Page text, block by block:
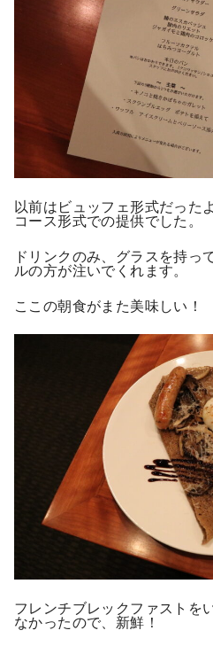
以前はビュッフェ形式だった
コース形式での提供でした。
ドリンクのみ、グラスを持っ
ルの方が注いでくれます。
ここの朝食がまた美味しい！
フレンチブレックファストを
なかったので、新鮮！